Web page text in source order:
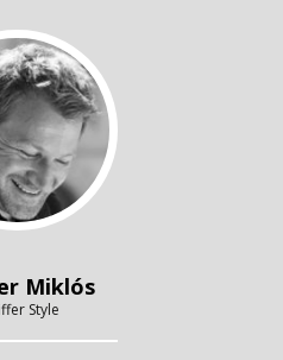
Miklós
Style